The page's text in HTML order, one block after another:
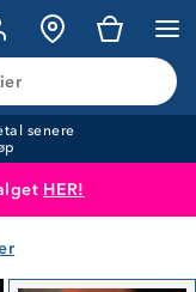
senere
HER!